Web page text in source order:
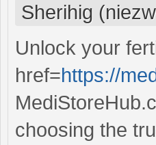
Sherihig
Unlock your
href=https://
choosing the